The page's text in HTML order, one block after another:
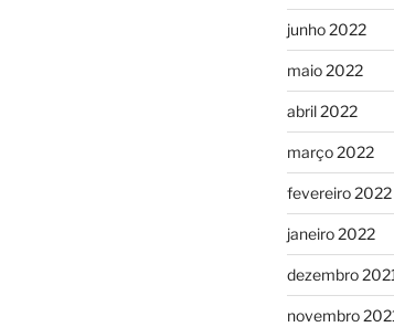
junho 2022
maio 2022
abril 2022
março 2022
fevereiro 2022
janeiro 2022
dezembro
novembro